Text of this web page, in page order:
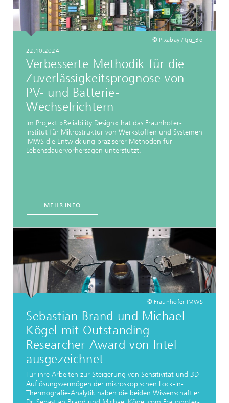
© Pixabay / tjg_3d
22.10.2024
Verbesserte Methodik für die
Zuverlässigkeitsprognose von
PV- und Batterie-
Wechselrichtern
Im Projekt »Reliability Design« hat das Fraunhofer-
Institut für Mikrostruktur von Werkstoffen und Systemen
IMWS die Entwicklung präziserer Methoden für
Lebensdauervorhersagen unterstützt.
MEHR INFO
© Fraunhofer IMWS
Sebastian Brand und Michael
Kögel mit Outstanding
Researcher Award von Intel
ausgezeichnet
Für ihre Arbeiten zur Steigerung von Sensitivität und 3D-
Auflösungsvermögen der mikroskopischen Lock-In-
Thermografie-Analytik haben die beiden Wissenschaftler